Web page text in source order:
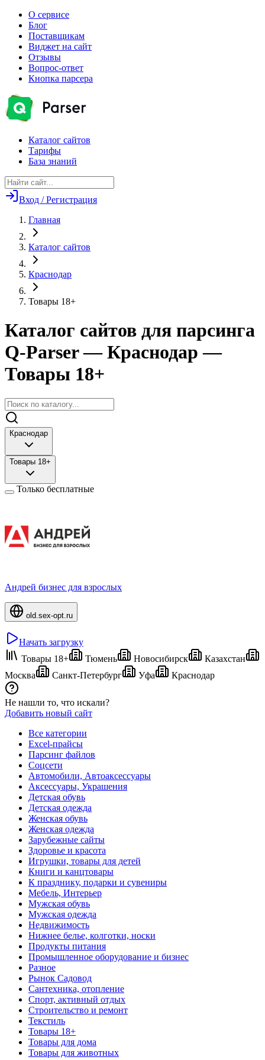
О сервисе
Блог
Поставщикам
Виджет на сайт
Отзывы
Вопрос-ответ
Кнопка парсера
Каталог сайтов
Тарифы
База знаний
Вход / Регистрация
Главная
Каталог сайтов
Краснодар
Товары 18+
Каталог сайтов для парсинга
Q-Parser— Краснодар —
Товары 18+
Краснодар
Товары 18+
Только бесплатные
Андрей бизнес для взрослых
old.sex-opt.ru
Начать загрузку
Товары 18+
Тюмень Новосибирск
Казахстан
Москва
Санкт-Петербург Уфа Краснодар
Не нашли то, что искали?
Добавить новый сайт
Все категории
Excel-прайсы
Парсинг файлов
Соцсети
Автомобили, Автоаксессуары
Аксессуары, Украшения
Детская обувь
Детская одежда
Женская обувь
Женская одежда
Зарубежные сайты
Здоровье и красота
Игрушки, товары для детей
Книги и канцтовары
К празднику, подарки и сувениры
Мебель, Интерьер
Мужская обувь
Мужская одежда
Недвижимость
Нижнее белье, колготки, носки
Продукты питания
Промышленное оборудование и бизнес
Разное
Рынок Садовод
Сантехника, отопление
Спорт, активный отдых
Строительство и ремонт
Текстиль
Товары 18+
Товары для дома
Товары для животных